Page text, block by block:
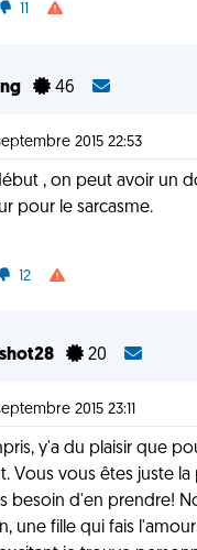
11
46
2015 22:53
, on peut avoir un
pour le sarcasme.
12
20
2015 23:11
y'a du plaisir que
Vous vous êtes juste
besoin d'en prendre!
une fille qui fais